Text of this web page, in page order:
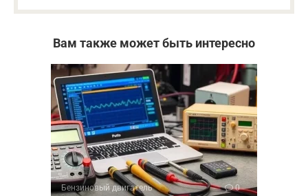
Вам также может быть интересно
Бензиновый двигатель 0